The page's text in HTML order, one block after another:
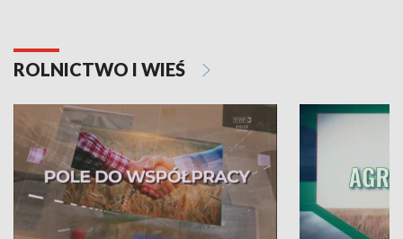
ROLNICTWO I WIEŚ